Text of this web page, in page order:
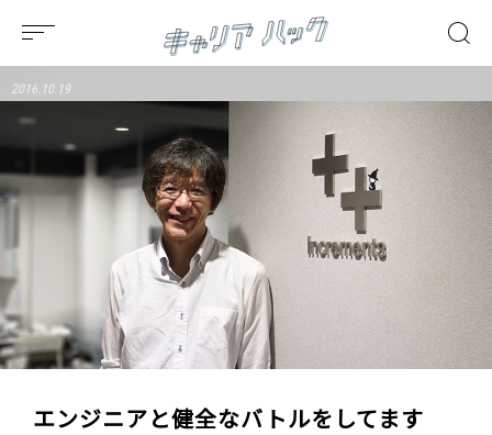
2016.10.19
エンジニアと健全なバトルをしてます